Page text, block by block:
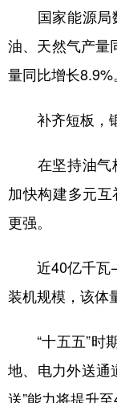
国家能源局
油、天然气产量
量同比增长8.9%。
补齐短板，锻
在坚持油气
加快构建多元
更强。
近40亿千瓦
装机规模，该体
“十五五”时期
地、电力外送通
送”能力将提升至